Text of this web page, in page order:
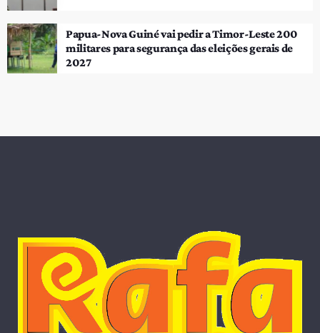
Papua-Nova Guiné vai pedir a Timor-Leste 200
militares para segurança das eleições gerais de
2027